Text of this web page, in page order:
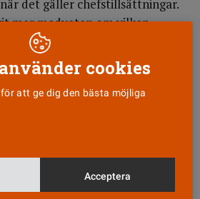
det gäller chefstillsättningar.
mer medveten om vilken
och befogenheterna börjar i
än tidigare följa med ansvaret,
roll i Vårdförbundet är i
de lokala avdelningarna.
studiecirklar för chefer och i
sedan ett år en egen
cookies
att ge dig den bästa möjliga
Acceptera